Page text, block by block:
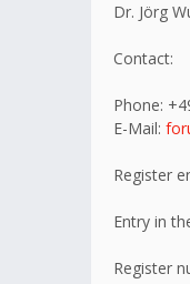
Dr. Jörg
Contact:
Phone:
E-Mail:
Register
Entry in
Register